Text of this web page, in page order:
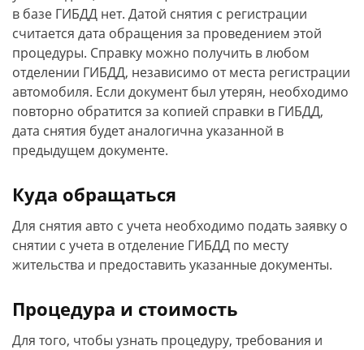
в базе ГИБДД нет. Датой снятия с регистрации
считается дата обращения за проведением этой
процедуры. Справку можно получить в любом
отделении ГИБДД, независимо от места регистрации
автомобиля. Если документ был утерян, необходимо
повторно обратится за копией справки в ГИБДД,
дата снятия будет аналогична указанной в
предыдущем документе.
Куда обращаться
Для снятия авто с учета необходимо подать заявку о
снятии с учета в отделение ГИБДД по месту
жительства и предоставить указанные документы.
Процедура и стоимость
Для того, чтобы узнать процедуру, требования и